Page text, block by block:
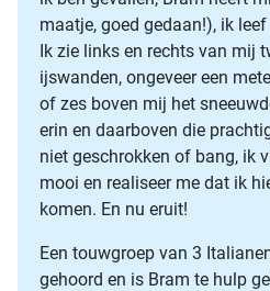
maatje, goed gedaan!), ik
Ik zie links en rechts van mij
ijswanden, ongeveer een
of zes boven mij het
erin en daarboven die
niet geschrokken of bang, ik
mooi en realiseer me dat ik
komen. En nu eruit!
Een touwgroep van 3
gehoord en is Bram te hulp